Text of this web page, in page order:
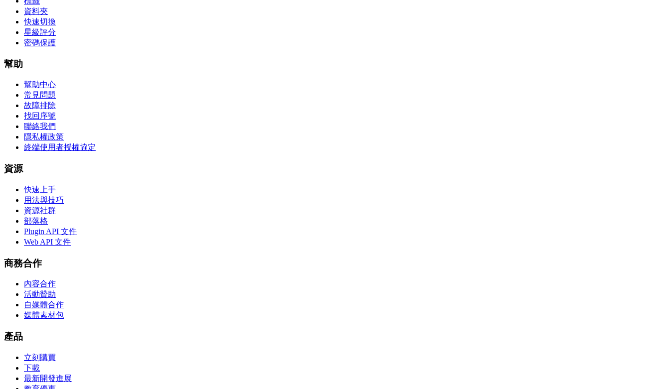
資料夾
快速切換
星級評分
密碼保護
幫助
幫助中心
常見問題
故障排除
找回序號
聯絡我們
隱私權政策
終端使用者授權協定
資源
快速上手
用法與技巧
資源社群
部落格
Plugin API 文件
Web API 文件
商務合作
內容合作
活動贊助
自媒體合作
媒體素材包
產品
立刻購買
下載
最新開發進展